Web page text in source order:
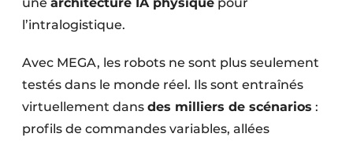
l’intralogistique.
Avec MEGA, les robots ne sont plus seulement
testés dans le monde réel. Ils sont entraînés
virtuellement dans des milliers de scénarios :
profils de commandes variables, allées